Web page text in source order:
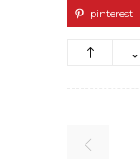
pinterest